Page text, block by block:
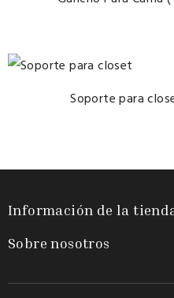
Soporte para
Información de la
Sobre nosotros